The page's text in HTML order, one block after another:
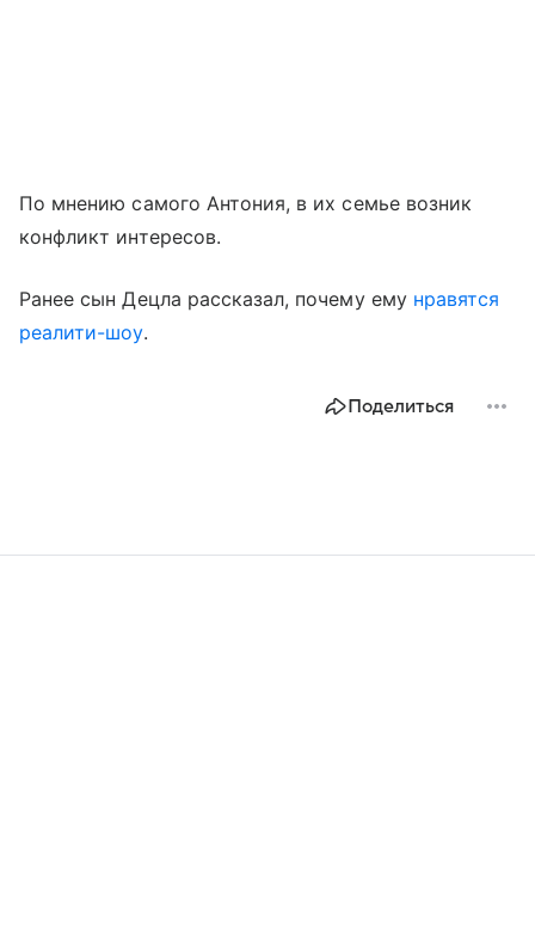
По мнению самого Антония, в их семье возник
конфликт интересов.
Ранее сын Децла рассказал, почему ему нравятся
реалити-шоу.
Поделиться